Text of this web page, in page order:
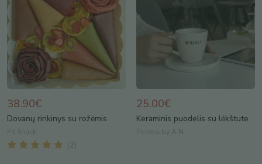
38.90€
Dovanų rinkinys su rožėmis
Fit Snack
( 2
25.00€
Keraminis puodelis su lėkštute
Pottera by A.N.